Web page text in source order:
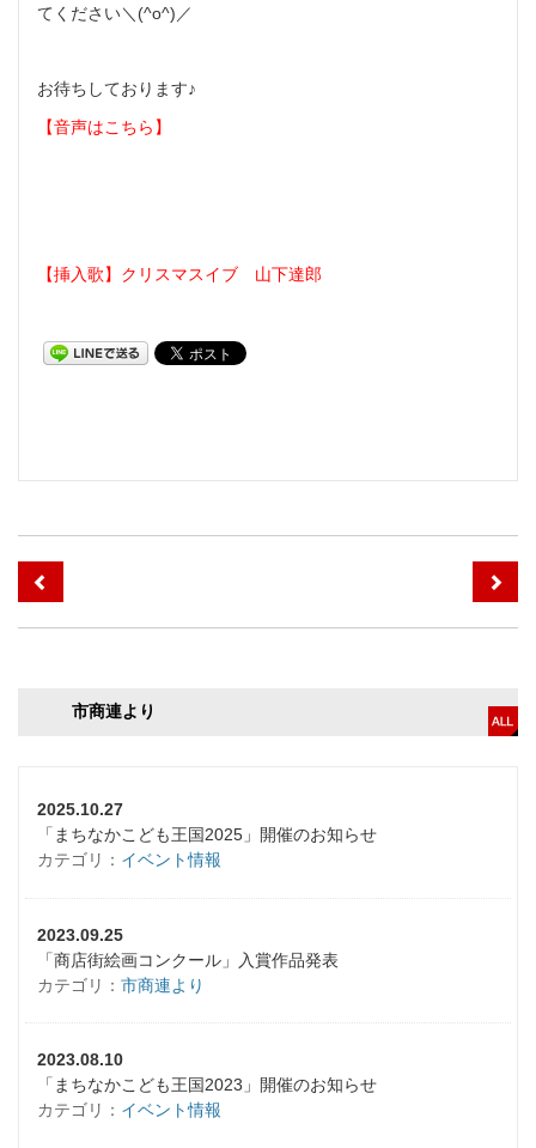
てください＼(^o^)／
お待ちしております♪
【音声はこちら】
【挿入歌】クリスマスイブ 山下達郎
市商連より
2025.10.27
「まちなかこども王国2025」開催のお知らせ
カテゴリ： イベント情報
2023.09.25
「商店街絵画コンクール」入賞作品発表
カテゴリ： 市商連より
2023.08.10
「まちなかこども王国2023」開催のお知らせ
カテゴリ： イベント情報